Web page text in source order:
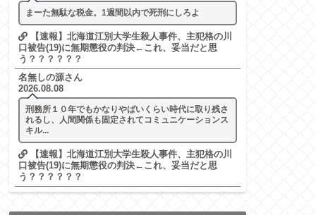
まーた無駄な税金。1週間以内で死刑にしろよ
【速報】北海道江別大学生殺人事件、主犯格の川
口被告(19)に無期懲役の判決←これ、妥当だと思
う？？？？？？
名無しの源さん
2026.08.08
刑務所１０年でもかなりやばいくらい時代に取り残さ
れるし、人間関係も固定されてコミュニケーションス
キル...
【速報】北海道江別大学生殺人事件、主犯格の川
口被告(19)に無期懲役の判決←これ、妥当だと思
う？？？？？？